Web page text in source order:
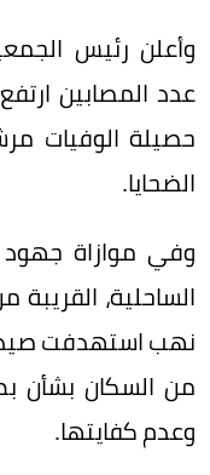
وأعلن رئيس
حصيلة الوفيات
الضحايا.
وفي موازاة جهود
الساحلية،
نهب استهدفت
من السكان بشأن
وعدم كفايتها.